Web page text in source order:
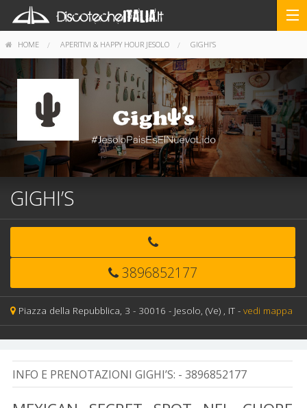
HOME APERITIVI & HAPPY HOUR JESOLO GIGHI’S
GIGHI’S
3896852177
Piazza della Repubblica, 3 - 30016 - Jesolo, (Ve) , IT - vedi mappa
INFO E PRENOTAZIONI GIGHI’S: - 3896852177